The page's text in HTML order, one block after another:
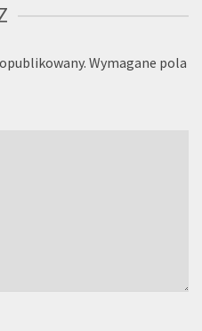
Wymagane pola